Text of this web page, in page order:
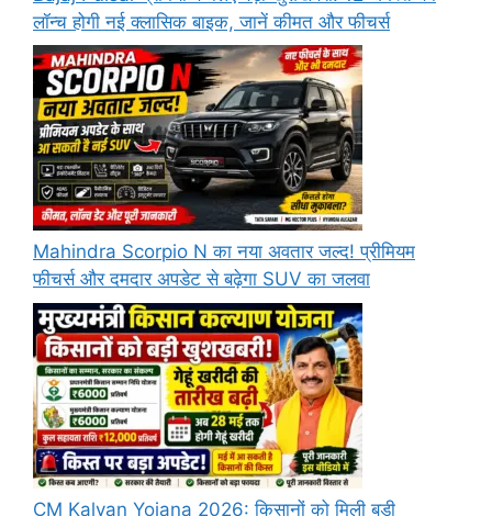
लॉन्च होगी नई क्लासिक बाइक, जानें कीमत और फीचर्स
Mahindra Scorpio N का नया अवतार जल्द! प्रीमियम
फीचर्स और दमदार अपडेट से बढ़ेगा SUV का जलवा
CM Kalyan Yojana 2026: किसानों को मिली बड़ी